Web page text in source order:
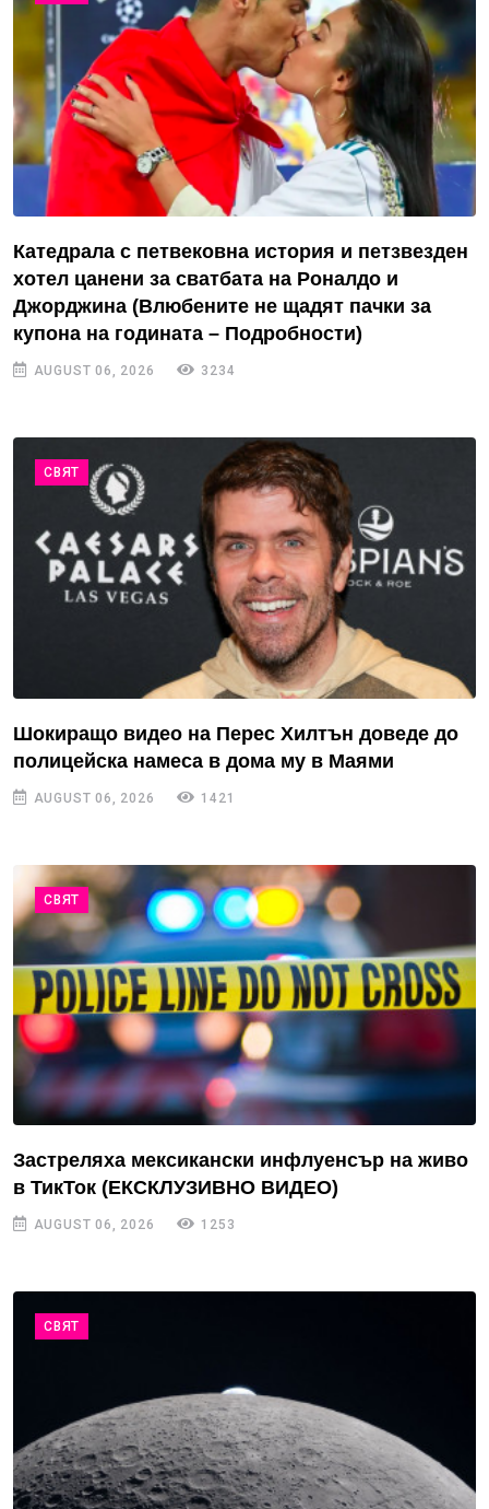
Катедрала с петвековна история и петзвезден
хотел цанени за сватбата на Роналдо и
Джорджина (Влюбените не щадят пачки за
купона на годината – Подробности)
AUGUST 06, 2026 3234
СВЯТ
Шокиращо видео на Перес Хилтън доведе до
полицейска намеса в дома му в Маями
AUGUST 06, 2026 1421
СВЯТ
Застреляха мексикански инфлуенсър на живо
в ТикТок (ЕКСКЛУЗИВНО ВИДЕО)
AUGUST 06, 2026 1253
СВЯТ